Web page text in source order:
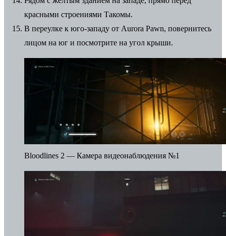
красными строениями Такомы.
В переулке к юго-западу от Aurora Pawn, повернитесь
лицом на юг и посмотрите на угол крыши.
Bloodlines 2 — Камера видеонаблюдения №1